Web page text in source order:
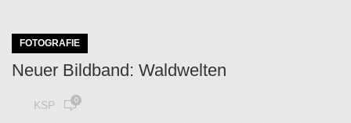
FOTOGRAFIE
Neuer Bildband: Waldwelten
KSP 0